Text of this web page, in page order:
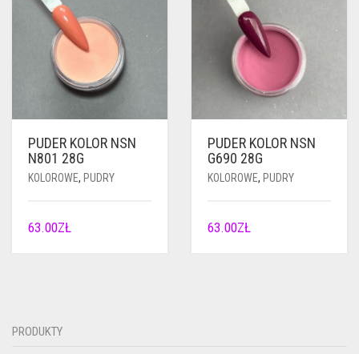
PUDER KOLOR NSN
N801 28G
KOLOROWE, PUDRY
63.00ZŁ
PUDER KOLOR NSN
G690 28G
KOLOROWE, PUDRY
63.00ZŁ
PRODUKTY